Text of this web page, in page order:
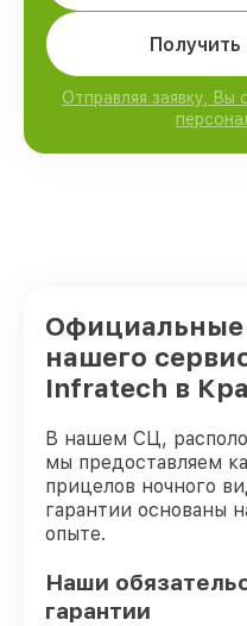
Получить
Отправляя заявку, Вы
Официальные
нашего
Infratech в
В нашем СЦ,
мы предоставляем
прицелов ночного
гарантии основаны
опыте.
Наши
гарантии